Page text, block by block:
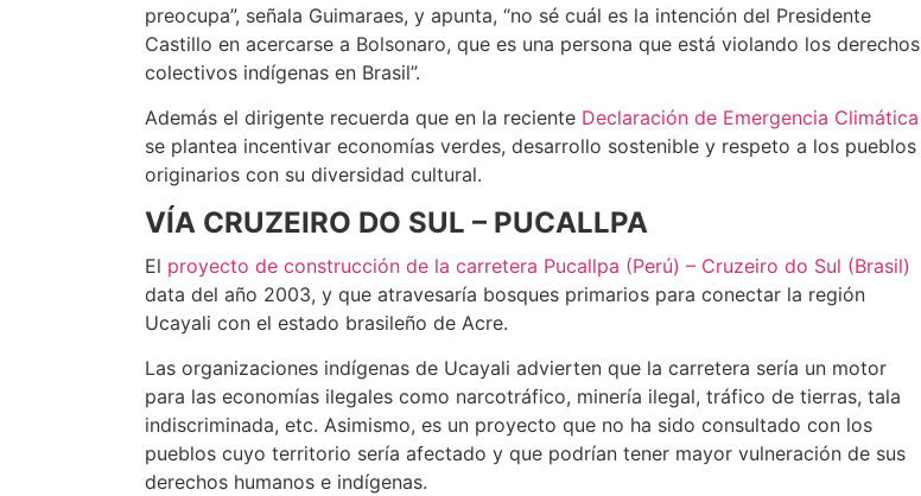
preocupa”, señala Guimaraes, y apunta, “no sé cuál es la intención del Presidente
Castillo en acercarse a Bolsonaro, que es una persona que está violando los derechos
colectivos indígenas en Brasil”.
Además el dirigente recuerda que en la reciente Declaración de Emergencia Climática
se plantea incentivar economías verdes, desarrollo sostenible y respeto a los pueblos
originarios con su diversidad cultural.
VÍA CRUZEIRO DO SUL – PUCALLPA
El proyecto de construcción de la carretera Pucallpa (Perú) – Cruzeiro do Sul (Brasil)
data del año 2003, y que atravesaría bosques primarios para conectar la región
Ucayali con el estado brasileño de Acre.
Las organizaciones indígenas de Ucayali advierten que la carretera sería un motor
para las economías ilegales como narcotráfico, minería ilegal, tráfico de tierras, tala
indiscriminada, etc. Asimismo, es un proyecto que no ha sido consultado con los
pueblos cuyo territorio sería afectado y que podrían tener mayor vulneración de sus
derechos humanos e indígenas.